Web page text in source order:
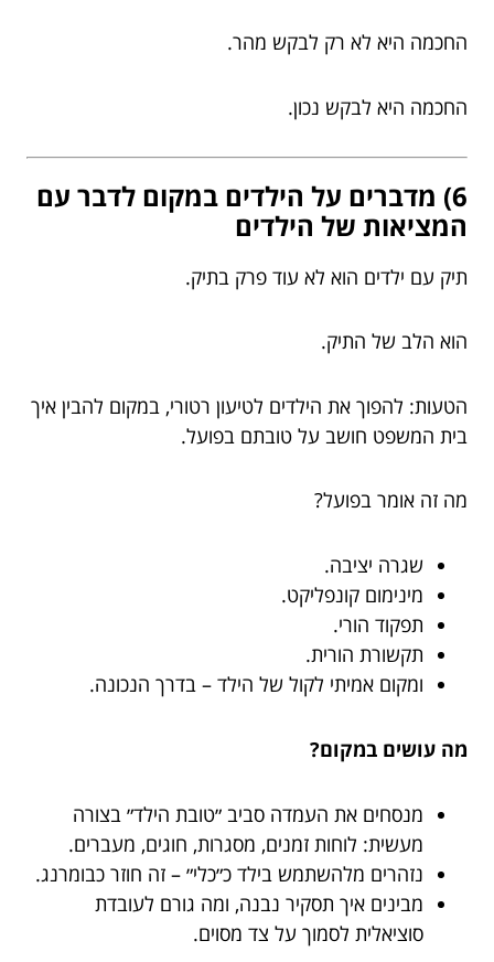
החכמה היא לא רק לבקש מהר.
החכמה היא לבקש נכון.
6) מדברים על הילדים במקום לדבר עם
המציאות של הילדים
תיק עם ילדים הוא לא עוד פרק בתיק.
הוא הלב של התיק.
הטעות: להפוך את הילדים לטיעון רטורי, במקום להבין איך
בית המשפט חושב על טובתם בפועל.
מה זה אומר בפועל?
שגרה יציבה.
מינימום קונפליקט.
תפקוד הורי.
תקשורת הורית.
ומקום אמיתי לקול של הילד – בדרך הנכונה.
מה עושים במקום?
מנסחים את העמדה סביב ״טובת הילד״ בצורה
מעשית: לוחות זמנים, מסגרות, חוגים, מעברים.
נזהרים מלהשתמש בילד כ״כלי״ – זה חוזר כבומרנג.
מבינים איך תסקיר נבנה, ומה גורם לעובדת
סוציאלית לסמוך על צד מסוים.